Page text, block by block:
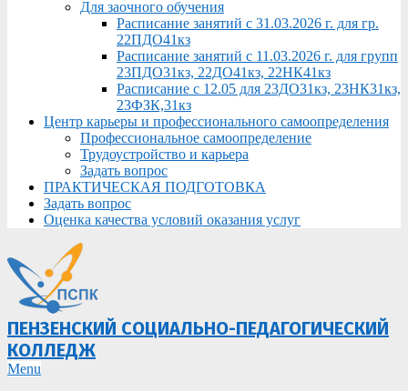
Для заочного обучения
Расписание занятий с 31.03.2026 г. для гр.
22ПДО41кз
Расписание занятий с 11.03.2026 г. для групп
23ПДО31кз, 22ДО41кз, 22НК41кз
Расписание с 12.05 для 23ДО31кз, 23НК31кз,
23ФЗК,31кз
Центр карьеры и профессионального самоопределения
Профессиональное самоопределение
Трудоустройство и карьера
Задать вопрос
ПРАКТИЧЕСКАЯ ПОДГОТОВКА
Задать вопрос
Оценка качества условий оказания услуг
ПЕНЗЕНСКИЙ СОЦИАЛЬНО-ПЕДАГОГИЧЕСКИЙ
КОЛЛЕДЖ
Primary
Menu